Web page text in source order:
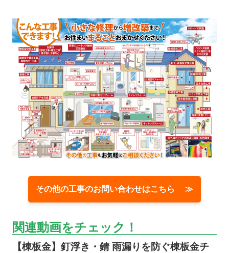
その他の工事のお問い合わせはこちら ≫
関連動画をチェック！
【棟板金】釘浮き・錆 雨漏りを防ぐ棟板金チ